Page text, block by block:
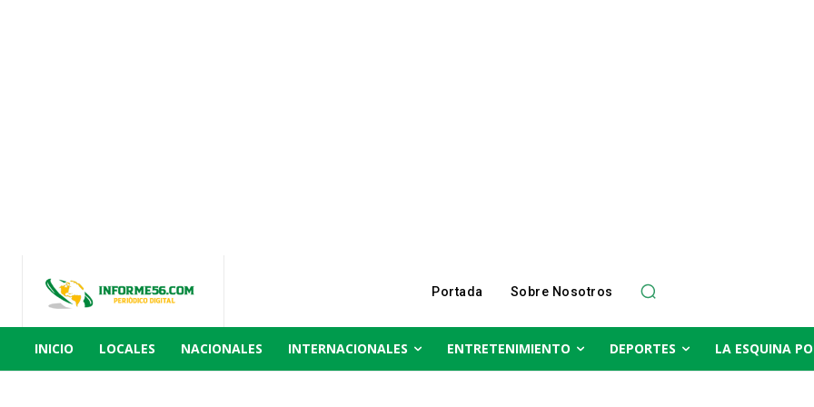
Portada Sobre Nosotros
INICIO LOCALES NACIONALES INTERNACIONALES ENTRETENIMIENTO DEPORTES LA ESQUINA